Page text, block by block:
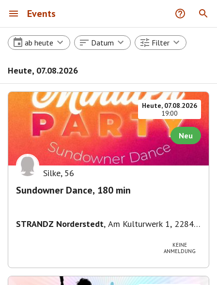
Events
ab heute Datum Filter
Heute, 07.08.2026
Heute, 07.08.2026
19:00
Neu
Silke, 56
Sundowner Dance, 180 min
STRANDZ Norderstedt, Am Kulturwerk 1, 22844
KEINE
ANMELDUNG